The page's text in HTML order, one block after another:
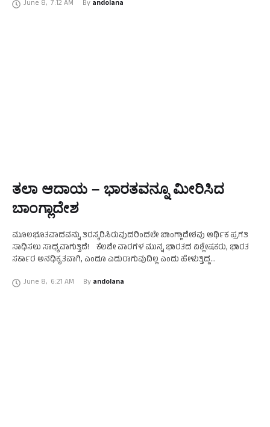
June 8, 7:12 AM By andolana
ತಲಾ ಆದಾಯ – ಭಾರತವನ್ನೂ ಮೀರಿಸಿದ
ಬಾಂಗ್ಲಾದೇಶ
ಮೂಲಭೂತವಾದವನ್ನು ತಿರಸ್ಕರಿಸಿರುವುದರಿಂದಲೇ ಬಾಂಗ್ಲಾದೇಶವು ಆರ್ಥಿಕ ಪ್ರಗತಿ
ಸಾಧಿಸಲು ಸಾಧ್ಯವಾಗುತ್ತಿದೆ! ಕೆಲವೇ ವಾರಗಳ ಮುನ್ನ ಭಾರತದ ವಿಶ್ಲೇಷಕರು, ಭಾರತ
ಸರ್ಕಾರ ಅನಧಿಕೃತವಾಗಿ, ಎಂದೂ ಎದುರಾಗುವುದಿಲ್ಲ ಎಂದು ಹೇಳುತ್ತಿದ್ದ
ಹಿಂದಿಕ್ಕುವ ನಿಟ್ಟಿನಲ್ಲಿ ದಾಪುಗಾಲು ಹಾಕುತ್ತಿತ್ತು. ಭಾರತ …
June 8, 6:21 AM By andolana